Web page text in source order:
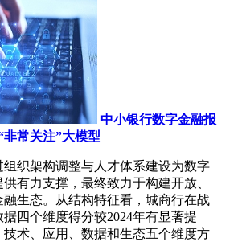
中小银行数字金融报
常关注”大模型
织架构调整与人才体系建设为数字
有力支撑，最终致力于构建开放、
生态。从结构特征看，城商行在战
四个维度得分较2024年有显著提
术、应用、数据和生态五个维度方